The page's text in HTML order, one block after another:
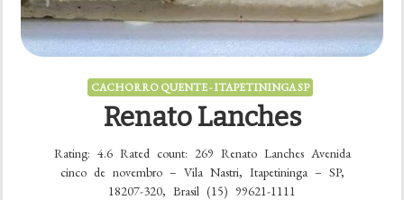
CACHORRO QUENTE - ITAPETININGA SP
Renato Lanches
Rating: 4.6 Rated count: 269 Renato Lanches Avenida
cinco de novembro – Vila Nastri, Itapetininga – SP,
18207-320, Brasil (15) 99621-1111